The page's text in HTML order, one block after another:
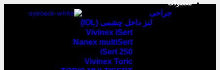
محصولات
جراحی
لنز داخل چشمی (IOL)
Vivinex iSert
Nanex multiSert
iSert 250
Vivinex Toric